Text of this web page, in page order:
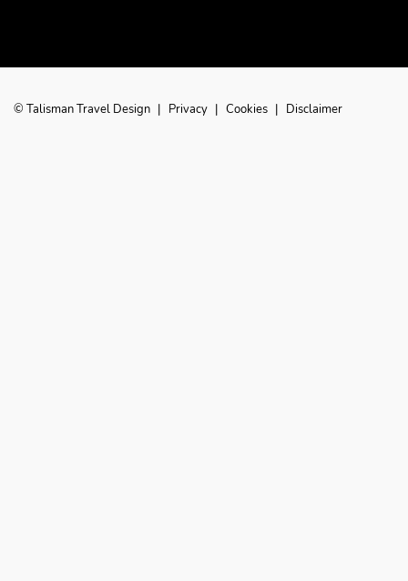
© Talisman Travel Design | Privacy | Cookies | Disclaimer